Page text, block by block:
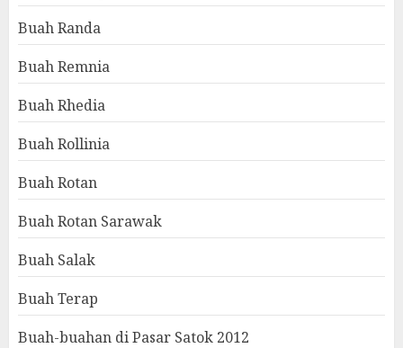
Buah Randa
Buah Remnia
Buah Rhedia
Buah Rollinia
Buah Rotan
Buah Rotan Sarawak
Buah Salak
Buah Terap
Buah-buahan di Pasar Satok 2012